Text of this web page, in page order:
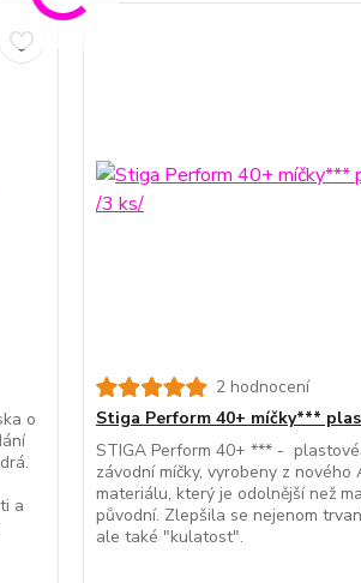
o
a
2 hodnocení
Stiga Perform 40+ míčky***
STIGA Perform 40+ *** - plastové
závodní míčky, vyrobeny z nového
materiálu, který je odolnější než
původní. Zlepšila se nejenom
ale také "kulatost".